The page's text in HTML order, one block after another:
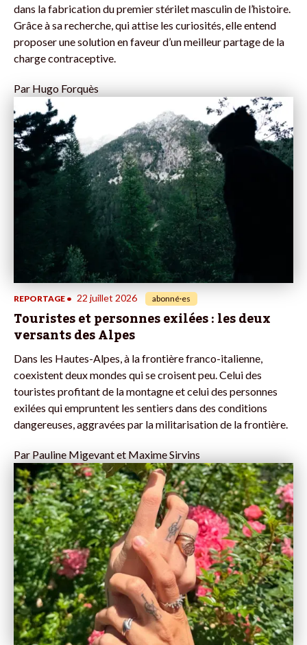
dans la fabrication du premier stérilet masculin de l’histoire.
Grâce à sa recherche, qui attise les curiosités, elle entend
proposer une solution en faveur d’un meilleur partage de la
charge contraceptive.
Par Hugo Forquès
REPORTAGE • 22 juillet 2026 abonné·es
Touristes et personnes exilées : les deux
versants des Alpes
Dans les Hautes-Alpes, à la frontière franco-italienne,
coexistent deux mondes qui se croisent peu. Celui des
touristes profitant de la montagne et celui des personnes
exilées qui empruntent les sentiers dans des conditions
dangereuses, aggravées par la militarisation de la frontière.
Par Pauline Migevant et Maxime Sirvins